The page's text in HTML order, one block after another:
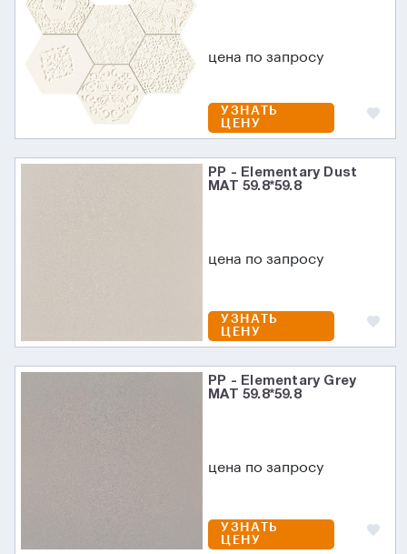
цена по запросу
УЗНАТЬ
ЦЕНУ
PP - Elementary Dust
MAT 59.8*59.8
цена по запросу
УЗНАТЬ
ЦЕНУ
PP - Elementary Grey
MAT 59.8*59.8
цена по запросу
УЗНАТЬ
ЦЕНУ